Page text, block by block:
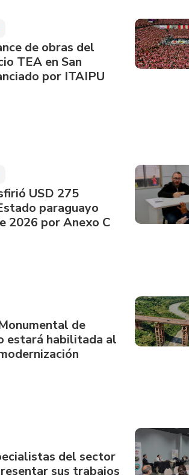
de obras del
TEA en San
por ITAIPU
USD 275
paraguayo
2026 por Anexo C
de
estará habilitada al
del sector
sus trabajos